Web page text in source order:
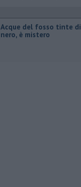
Acque del fosso tinte di
nero, è mistero